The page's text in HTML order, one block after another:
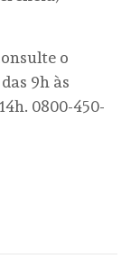
o
9h às
0800-450-